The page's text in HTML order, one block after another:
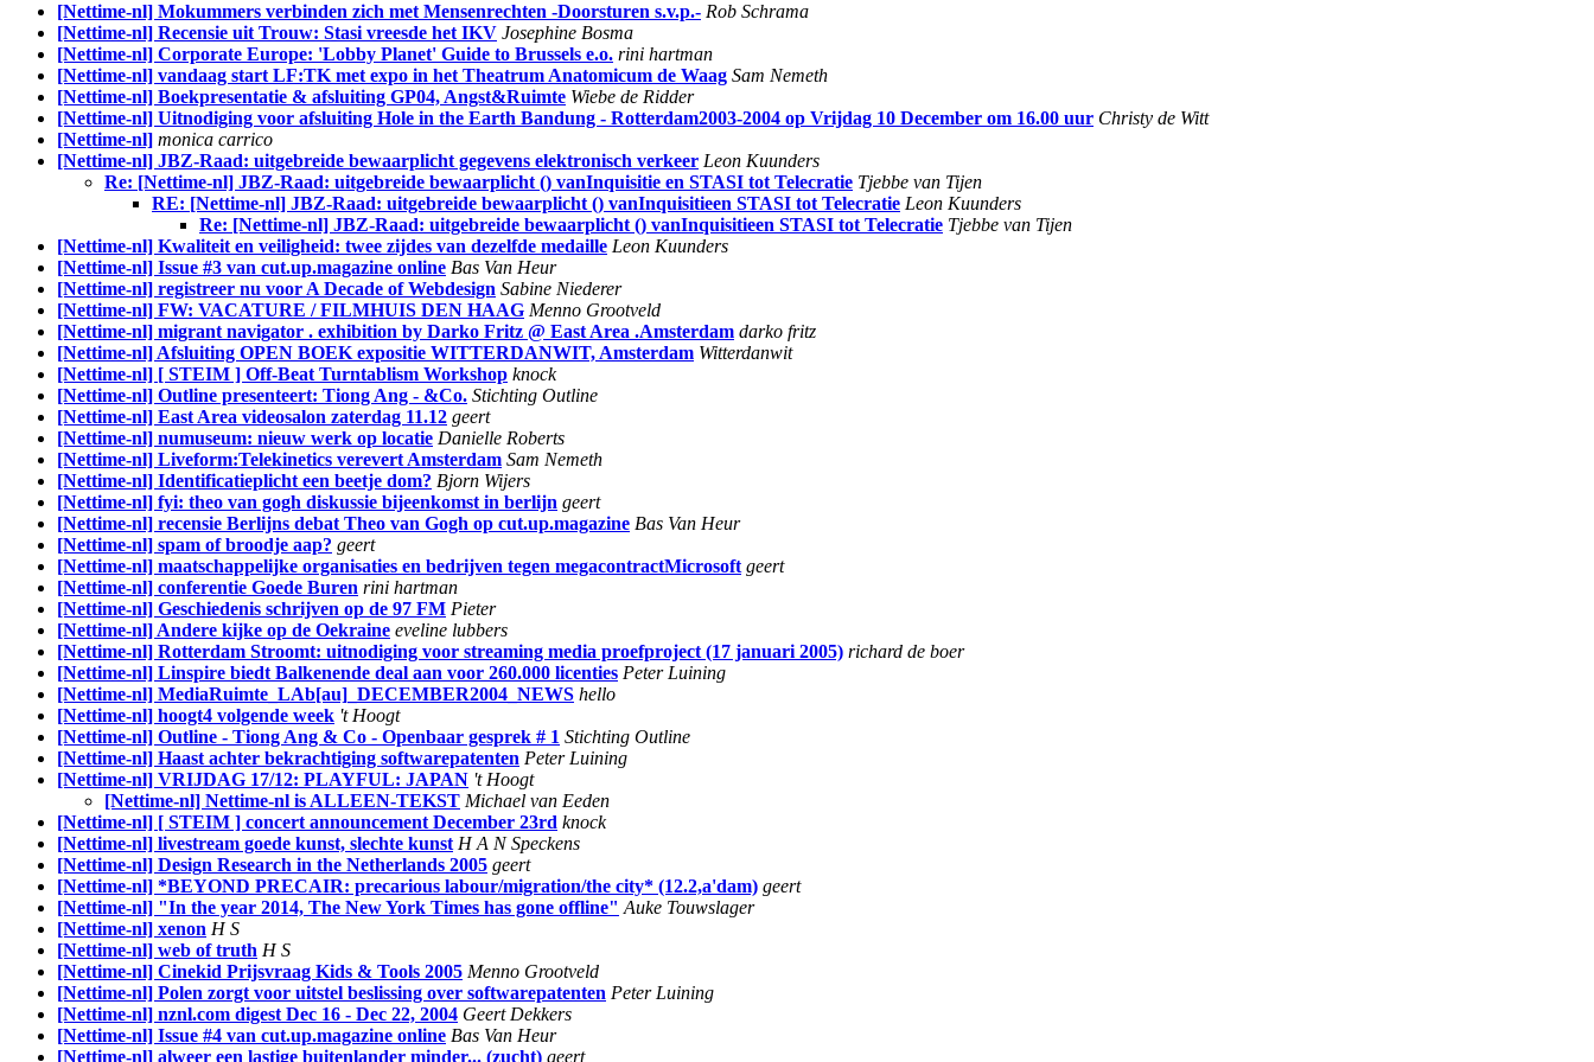
[Nettime-nl] Mokummers verbinden zich met Mensenrechten -Doorsturen s.v.p.- Rob Schrama
[Nettime-nl] Recensie uit Trouw: Stasi vreesde het IKV Josephine Bosma
[Nettime-nl] Corporate Europe: 'Lobby Planet' Guide to Brussels e.o. rini hartman
[Nettime-nl] vandaag start LF:TK met expo in het Theatrum Anatomicum de Waag Sam Nemeth
[Nettime-nl] Boekpresentatie & afsluiting GP04, Angst&Ruimte Wiebe de Ridder
[Nettime-nl] Uitnodiging voor afsluiting Hole in the Earth Bandung - Rotterdam2003-2004 op Vrijdag 10 December om 16.00 uur Christy de Witt
[Nettime-nl] monica carrico
[Nettime-nl] JBZ-Raad: uitgebreide bewaarplicht gegevens elektronisch verkeer Leon Kuunders
Re: [Nettime-nl] JBZ-Raad: uitgebreide bewaarplicht () vanInquisitie en STASI tot Telecratie Tjebbe van Tijen
RE: [Nettime-nl] JBZ-Raad: uitgebreide bewaarplicht () vanInquisitieen STASI tot Telecratie Leon Kuunders
Re: [Nettime-nl] JBZ-Raad: uitgebreide bewaarplicht () vanInquisitieen STASI tot Telecratie Tjebbe van Tijen
[Nettime-nl] Kwaliteit en veiligheid: twee zijdes van dezelfde medaille Leon Kuunders
[Nettime-nl] Issue #3 van cut.up.magazine online Bas Van Heur
[Nettime-nl] registreer nu voor A Decade of Webdesign Sabine Niederer
[Nettime-nl] FW: VACATURE / FILMHUIS DEN HAAG Menno Grootveld
[Nettime-nl] migrant navigator . exhibition by Darko Fritz @ East Area .Amsterdam darko fritz
[Nettime-nl] Afsluiting OPEN BOEK expositie WITTERDANWIT, Amsterdam Witterdanwit
[Nettime-nl] [ STEIM ] Off-Beat Turntablism Workshop knock
[Nettime-nl] Outline presenteert: Tiong Ang - &Co. Stichting Outline
[Nettime-nl] East Area videosalon zaterdag 11.12 geert
[Nettime-nl] numuseum: nieuw werk op locatie Danielle Roberts
[Nettime-nl] Liveform:Telekinetics verevert Amsterdam Sam Nemeth
[Nettime-nl] Identificatieplicht een beetje dom? Bjorn Wijers
[Nettime-nl] fyi: theo van gogh diskussie bijeenkomst in berlijn geert
[Nettime-nl] recensie Berlijns debat Theo van Gogh op cut.up.magazine Bas Van Heur
[Nettime-nl] spam of broodje aap? geert
[Nettime-nl] maatschappelijke organisaties en bedrijven tegen megacontractMicrosoft geert
[Nettime-nl] conferentie Goede Buren rini hartman
[Nettime-nl] Geschiedenis schrijven op de 97 FM Pieter
[Nettime-nl] Andere kijke op de Oekraine eveline lubbers
[Nettime-nl] Rotterdam Stroomt: uitnodiging voor streaming media proefproject (17 januari 2005) richard de boer
[Nettime-nl] Linspire biedt Balkenende deal aan voor 260.000 licenties Peter Luining
[Nettime-nl] MediaRuimte_LAb[au]_DECEMBER2004_NEWS hello
[Nettime-nl] hoogt4 volgende week 't Hoogt
[Nettime-nl] Outline - Tiong Ang & Co - Openbaar gesprek # 1 Stichting Outline
[Nettime-nl] Haast achter bekrachtiging softwarepatenten Peter Luining
[Nettime-nl] VRIJDAG 17/12: PLAYFUL: JAPAN 't Hoogt
[Nettime-nl] Nettime-nl is ALLEEN-TEKST Michael van Eeden
[Nettime-nl] [ STEIM ] concert announcement December 23rd knock
[Nettime-nl] livestream goede kunst, slechte kunst H A N Speckens
[Nettime-nl] Design Research in the Netherlands 2005 geert
[Nettime-nl] *BEYOND PRECAIR: precarious labour/migration/the city* (12.2,a'dam) geert
[Nettime-nl] "In the year 2014, The New York Times has gone offline" Auke Touwslager
[Nettime-nl] xenon H S
[Nettime-nl] web of truth H S
[Nettime-nl] Cinekid Prijsvraag Kids & Tools 2005 Menno Grootveld
[Nettime-nl] Polen zorgt voor uitstel beslissing over softwarepatenten Peter Luining
[Nettime-nl] nznl.com digest Dec 16 - Dec 22, 2004 Geert Dekkers
[Nettime-nl] Issue #4 van cut.up.magazine online Bas Van Heur
[Nettime-nl] alweer een lastige buitenlander minder... (zucht) geert